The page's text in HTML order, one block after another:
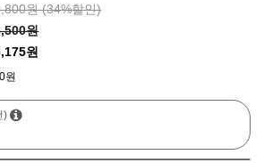
원 (34%할인)
원
원
원
)